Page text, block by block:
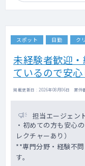
スポット 日勤 ク
未経験者歓迎
ているので安
掲載更新日 : 2026年08月06日 案件
担当エージェン
・初めての方も安心
レクチャーあり）
**専門分野・経験不
す。